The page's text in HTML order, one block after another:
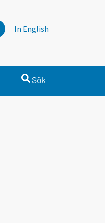
In English
Sök